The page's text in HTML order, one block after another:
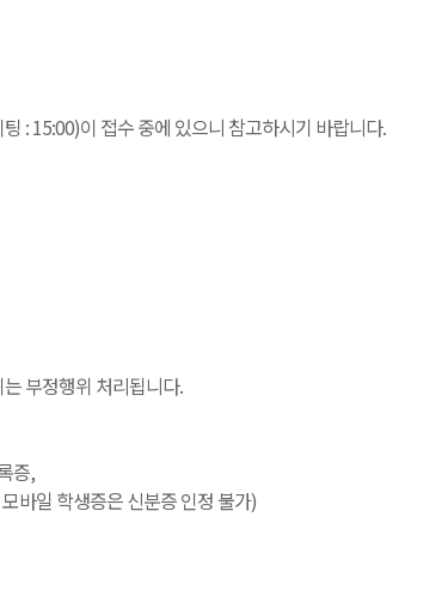
: 15:00)이 접수 중에 있으니 참고하시기 바랍니다.
부정행위 처리됩니다.
증,
바일 학생증은 신분증 인정 불가)